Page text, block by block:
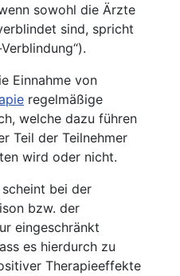
sowohl die Ärzte
sind, spricht
Einnahme von
regelmäßige
welche dazu führen
Teil der Teilnehmer
wird oder nicht.
bei der
bzw. der
eingeschränkt
es hierdurch zu
Therapieeffekte